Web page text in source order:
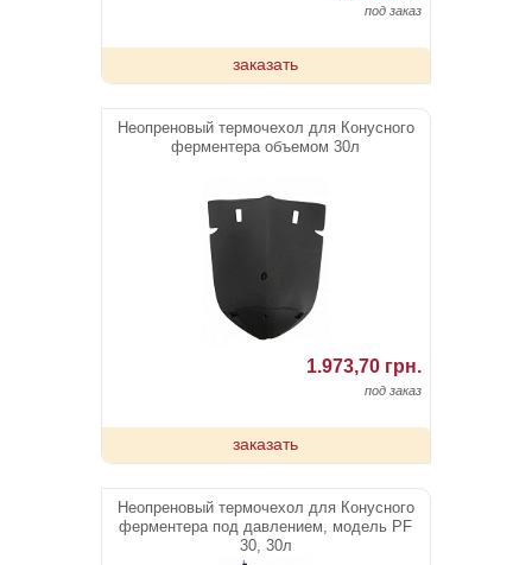
под заказ
заказать
Неопреновый термочехол для Конусного
ферментера объемом 30л
1.973,70 грн.
под заказ
заказать
Неопреновый термочехол для Конусного
ферментера под давлением, модель PF
30, 30л